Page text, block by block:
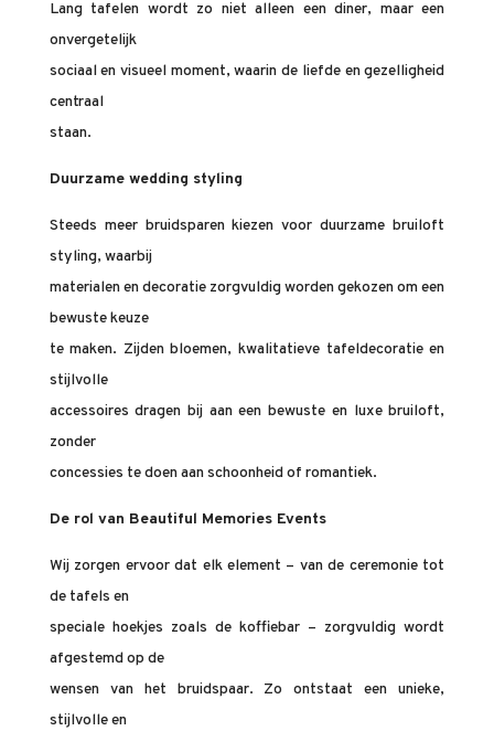
Lang tafelen wordt zo niet alleen een diner, maar een
onvergetelijk
sociaal en visueel moment, waarin de liefde en gezelligheid
centraal
staan.
Duurzame wedding styling
Steeds meer bruidsparen kiezen voor duurzame bruiloft
styling, waarbij
materialen en decoratie zorgvuldig worden gekozen om een
bewuste keuze
te maken. Zijden bloemen, kwalitatieve tafeldecoratie en
stijlvolle
accessoires dragen bij aan een bewuste en luxe bruiloft,
zonder
concessies te doen aan schoonheid of romantiek.
De rol van Beautiful Memories Events
Wij zorgen ervoor dat elk element – van de ceremonie tot
de tafels en
speciale hoekjes zoals de koffiebar – zorgvuldig wordt
afgestemd op de
wensen van het bruidspaar. Zo ontstaat een unieke,
stijlvolle en